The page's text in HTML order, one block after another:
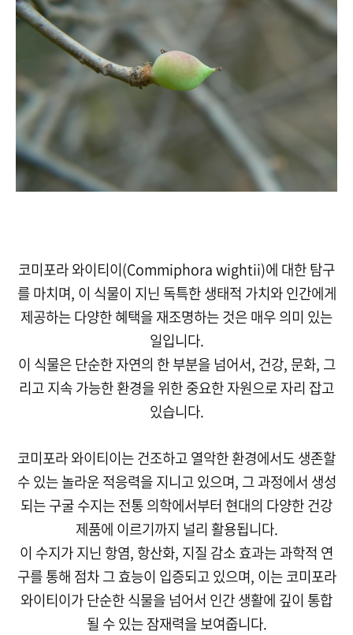
코미포라 와이티이(Commiphora wightii)에 대한 탐구
를 마치며, 이 식물이 지닌 독특한 생태적 가치와 인간에게
제공하는 다양한 혜택을 재조명하는 것은 매우 의미 있는
일입니다.
이 식물은 단순한 자연의 한 부분을 넘어서, 건강, 문화, 그
리고 지속 가능한 환경을 위한 중요한 자원으로 자리 잡고
있습니다.
코미포라 와이티이는 건조하고 열악한 환경에서도 생존할
수 있는 놀라운 적응력을 지니고 있으며, 그 과정에서 생성
되는 구굴 수지는 전통 의학에서부터 현대의 다양한 건강
제품에 이르기까지 널리 활용됩니다.
이 수지가 지닌 항염, 항산화, 지질 감소 효과는 과학적 연
구를 통해 점차 그 효능이 입증되고 있으며, 이는 코미포라
와이티이가 단순한 식물을 넘어서 인간 생활에 깊이 통합
될 수 있는 잠재력을 보여줍니다.